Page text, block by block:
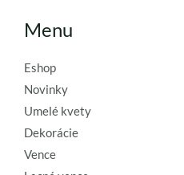
Menu
Eshop
Novinky
Umelé kvety
Dekorácie
Vence